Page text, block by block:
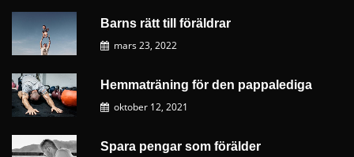
Barns rätt till föräldrar
mars 23, 2022
Hemmaträning för den pappalediga
oktober 12, 2021
Spara pengar som förälder